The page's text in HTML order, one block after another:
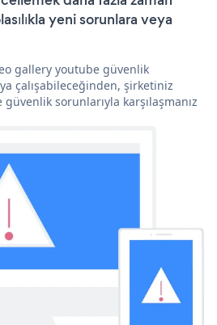
yeni sorunlara veya
gallery youtube güvenlik
çalışabileceğinden, şirketiniz
sorunlarıyla karşılaşmanız